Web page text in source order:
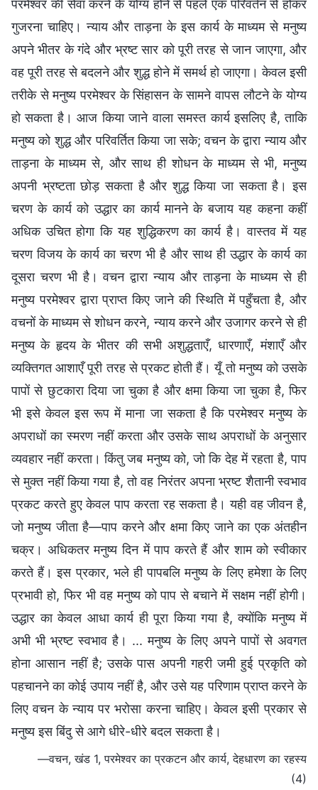
परमेश्वर की सेवा करने के योग्य होने से पहले एक परिवर्तन से होकर
गुजरना चाहिए। न्याय और ताड़ना के इस कार्य के माध्यम से मनुष्य
अपने भीतर के गंदे और भ्रष्ट सार को पूरी तरह से जान जाएगा, और
वह पूरी तरह से बदलने और शुद्ध होने में समर्थ हो जाएगा। केवल इसी
तरीके से मनुष्य परमेश्वर के सिंहासन के सामने वापस लौटने के योग्य
हो सकता है। आज किया जाने वाला समस्त कार्य इसलिए है, ताकि
मनुष्य को शुद्ध और परिवर्तित किया जा सके; वचन के द्वारा न्याय और
ताड़ना के माध्यम से, और साथ ही शोधन के माध्यम से भी, मनुष्य
अपनी भ्रष्टता छोड़ सकता है और शुद्ध किया जा सकता है। इस
चरण के कार्य को उद्धार का कार्य मानने के बजाय यह कहना कहीं
अधिक उचित होगा कि यह शुद्धिकरण का कार्य है। वास्तव में यह
चरण विजय के कार्य का चरण भी है और साथ ही उद्धार के कार्य का
दूसरा चरण भी है। वचन द्वारा न्याय और ताड़ना के माध्यम से ही
मनुष्य परमेश्वर द्वारा प्राप्त किए जाने की स्थिति में पहुँचता है, और
वचनों के माध्यम से शोधन करने, न्याय करने और उजागर करने से ही
मनुष्य के हृदय के भीतर की सभी अशुद्धताएँ, धारणाएँ, मंशाएँ और
व्यक्तिगत आशाएँ पूरी तरह से प्रकट होती हैं। यूँ तो मनुष्य को उसके
पापों से छुटकारा दिया जा चुका है और क्षमा किया जा चुका है, फिर
भी इसे केवल इस रूप में माना जा सकता है कि परमेश्वर मनुष्य के
अपराधों का स्मरण नहीं करता और उसके साथ अपराधों के अनुसार
व्यवहार नहीं करता। किंतु जब मनुष्य को, जो कि देह में रहता है, पाप
से मुक्त नहीं किया गया है, तो वह निरंतर अपना भ्रष्ट शैतानी स्वभाव
प्रकट करते हुए केवल पाप करता रह सकता है। यही वह जीवन है,
जो मनुष्य जीता है—पाप करने और क्षमा किए जाने का एक अंतहीन
चक्र। अधिकतर मनुष्य दिन में पाप करते हैं और शाम को स्वीकार
करते हैं। इस प्रकार, भले ही पापबलि मनुष्य के लिए हमेशा के लिए
प्रभावी हो, फिर भी वह मनुष्य को पाप से बचाने में सक्षम नहीं होगी।
उद्धार का केवल आधा कार्य ही पूरा किया गया है, क्योंकि मनुष्य में
अभी भी भ्रष्ट स्वभाव है। ... मनुष्य के लिए अपने पापों से अवगत
होना आसान नहीं है; उसके पास अपनी गहरी जमी हुई प्रकृति को
पहचानने का कोई उपाय नहीं है, और उसे यह परिणाम प्राप्त करने के
लिए वचन के न्याय पर भरोसा करना चाहिए। केवल इसी प्रकार से
मनुष्य इस बिंदु से आगे धीरे-धीरे बदल सकता है।
—वचन, खंड 1, परमेश्वर का प्रकटन और कार्य, देहधारण का रहस्य
(4)